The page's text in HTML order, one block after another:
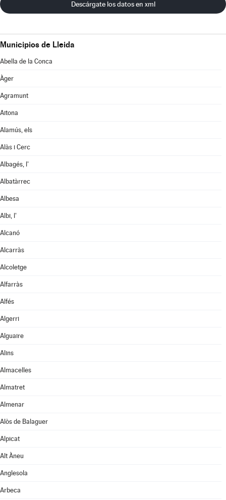
Descárgate los datos en xml
Municipios de Lleida
Abella de la Conca
Àger
Agramunt
Aitona
Alamús, els
Alàs i Cerc
Albagés, l'
Albatàrrec
Albesa
Albi, l'
Alcanó
Alcarràs
Alcoletge
Alfarràs
Alfés
Algerri
Alguaire
Alins
Almacelles
Almatret
Almenar
Alòs de Balaguer
Alpicat
Alt Àneu
Anglesola
Arbeca